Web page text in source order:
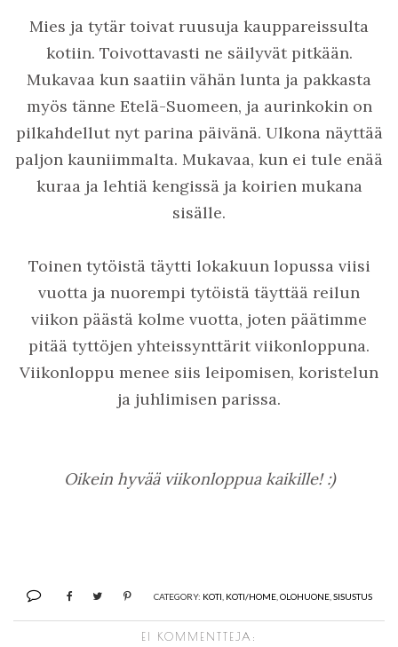
Mies ja tytär toivat ruusuja kauppareissulta
kotiin. Toivottavasti ne säilyvät pitkään.
Mukavaa kun saatiin vähän lunta ja pakkasta
myös tänne Etelä-Suomeen, ja aurinkokin on
pilkahdellut nyt parina päivänä. Ulkona näyttää
paljon kauniimmalta. Mukavaa, kun ei tule enää
kuraa ja lehtiä kengissä ja koirien mukana
sisälle.
Toinen tytöistä täytti lokakuun lopussa viisi
vuotta ja nuorempi tytöistä täyttää reilun
viikon päästä kolme vuotta, joten päätimme
pitää tyttöjen yhteissynttärit viikonloppuna.
Viikonloppu menee siis leipomisen, koristelun
ja juhlimisen parissa.
Oikein hyvää viikonloppua kaikille! :)
CATEGORY: KOTI KOTI/HOME, OLOHUONE, SISUSTUS
EI KOMMENTTEJA: